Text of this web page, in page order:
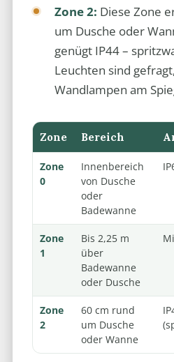
Zone 2: Diese Zone
um Dusche oder
genügt IP44 –
Leuchten sind
Wandlampen am
Zone Bereich
Zone
0
Innenbereich
von Dusche
oder
Badewanne
Zone
1
Bis 2,25 m
über
Badewanne
oder Dusche
Zone
2
60 cm rund
um Dusche
oder Wanne